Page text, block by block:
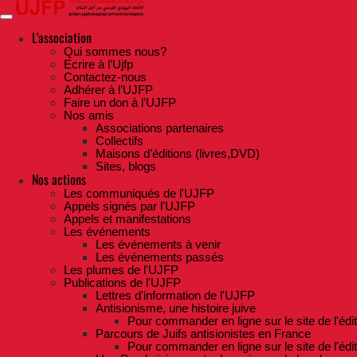
Skip
to
contentL'association
Qui sommes nous?
Ecrire à l’Ujfp
Contactez-nous
Adhérer à l’UJFP
Faire un don à l’UJFP
Nos amis
Associations partenaires
Collectifs
Maisons d’éditions (livres,DVD)
Sites, blogs
Nos actions
Les communiqués de l'UJFP
Appels signés par l'UJFP
Appels et manifestations
Les événements
Les événements à venir
Les événements passés
Les plumes de l'UJFP
Publications de l'UJFP
Lettres d'information de l'UJFP
Antisionisme, une histoire juive
Pour commander en ligne sur le site de
Parcours de Juifs antisionistes en France
Pour commander en ligne sur le site de